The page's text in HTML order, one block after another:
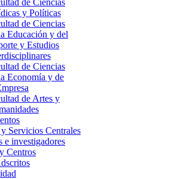
de Ciencias
y Políticas
de Ciencias
Educación y del
y Estudios
de Ciencias
Economía y de
de Artes y
Servicios Centrales
e investigadores
Centros